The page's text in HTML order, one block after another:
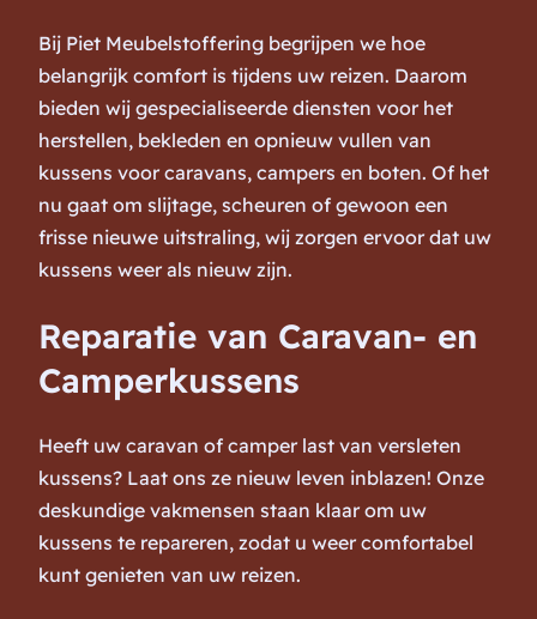
Bij Piet Meubelstoffering begrijpen we hoe
belangrijk comfort is tijdens uw reizen. Daarom
bieden wij gespecialiseerde diensten voor het
herstellen, bekleden en opnieuw vullen van
kussens voor caravans, campers en boten. Of het
nu gaat om slijtage, scheuren of gewoon een
frisse nieuwe uitstraling, wij zorgen ervoor dat uw
kussens weer als nieuw zijn.
Reparatie van Caravan- en
Camperkussens
Heeft uw caravan of camper last van versleten
kussens? Laat ons ze nieuw leven inblazen! Onze
deskundige vakmensen staan klaar om uw
kussens te repareren, zodat u weer comfortabel
kunt genieten van uw reizen.